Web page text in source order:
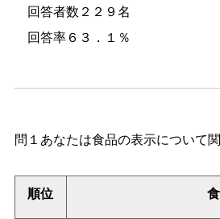
回答者数２２９名
回答率６３．１％
問１あなたは食品の表示について
順位